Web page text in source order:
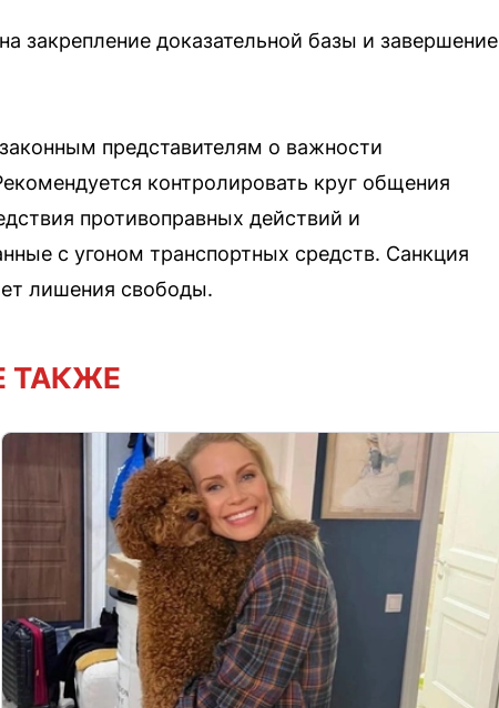
закрепление доказательной базы и завершение
представителям о важности
контролировать круг общения
противоправных действий и
с угоном транспортных средств. Санкция
лишения свободы.
ТАКЖЕ